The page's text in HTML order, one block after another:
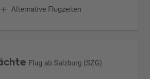
Alternative Flugzeiten
Flug ab Salzburg (SZG)